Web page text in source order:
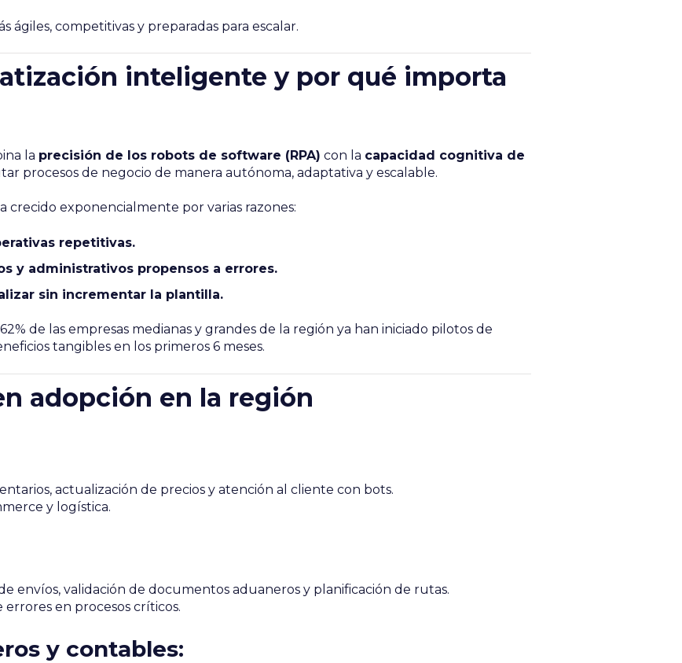
ágiles, competitivas y preparadas para escalar.
inteligente y por qué importa
la precisión de los robots de software (RPA) con la capacidad cognitiva de
procesos de negocio de manera autónoma, adaptativa y escalable.
crecido exponencialmente por varias razones:
repetitivas.
y administrativos propensos a errores.
sin incrementar la plantilla.
de las empresas medianas y grandes de la región ya han iniciado pilotos de
tangibles en los primeros 6 meses.
adopción en la región
actualización de precios y atención al cliente con bots.
y logística.
envíos, validación de documentos aduaneros y planificación de rutas.
en procesos críticos.
y contables: